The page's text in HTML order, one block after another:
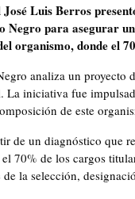
Luis Berros
Negro para asegurar
organismo, donde el
analiza un proyecto
La iniciativa fue
de este
de un diagnóstico que
70% de los cargos
la selección,